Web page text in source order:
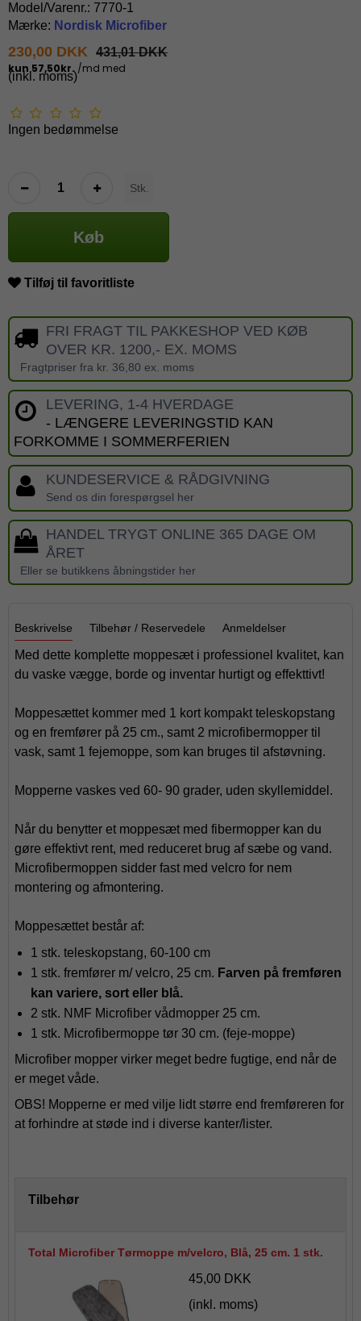
Model/Varenr.: 7770-1
Mærke: Nordisk Microfiber
230,00 DKK 431,01 DKK
(inkl. moms)
Ingen bedømmelse
Stk.
Køb
Tilføj til favoritliste
FRI FRAGT TIL PAKKESHOP VED KØB
OVER KR. 1200,- EX. MOMS
Fragtpriser fra kr. 36,80 ex. moms
LEVERING, 1-4 HVERDAGE
- LÆNGERE LEVERINGSTID KAN
FORKOMME I SOMMERFERIEN
KUNDESERVICE & RÅDGIVNING
Send os din forespørgsel her
HANDEL TRYGT ONLINE 365 DAGE OM
ÅRET
Eller se butikkens åbningstider her
Beskrivelse Tilbehør / Reservedele Anmeldelser
Med dette komplette moppesæt i professionel kvalitet, kan
du vaske vægge, borde og inventar hurtigt og effekttivt!
Moppesættet kommer med 1 kort kompakt teleskopstang
og en fremfører på 25 cm., samt 2 microfibermopper til
vask, samt 1 fejemoppe, som kan bruges til afstøvning.
Mopperne vaskes ved 60- 90 grader, uden skyllemiddel.
Når du benytter et moppesæt med fibermopper kan du
gøre effektivt rent, med reduceret brug af sæbe og vand.
Microfibermoppen sidder fast med velcro for nem
montering og afmontering.
Moppesættet består af:
1 stk. teleskopstang, 60-100 cm
1 stk. fremfører m/ velcro, 25 cm. Farven på fremføren
kan variere, sort eller blå.
2 stk. NMF Microfiber vådmopper 25 cm.
1 stk. Microfibermoppe tør 30 cm. (feje-moppe)
Microfiber mopper virker meget bedre fugtige, end når de
er meget våde.
OBS! Mopperne er med vilje lidt større end fremføreren for
at forhindre at støde ind i diverse kanter/lister.
Tilbehør
Total Microfiber Tørmoppe m/velcro, Blå, 25 cm. 1 stk.
45,00 DKK
(inkl. moms)